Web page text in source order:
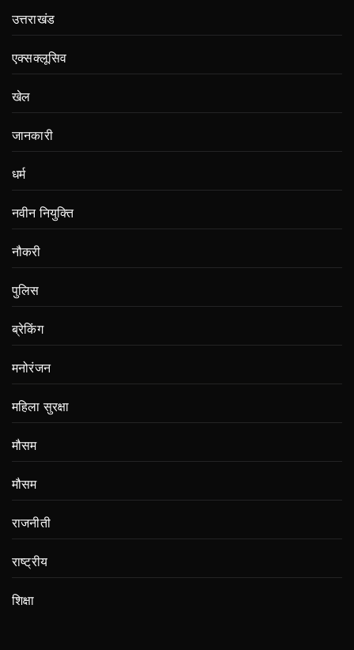
उत्तराखंड
एक्सक्लूसिव
खेल
जानकारी
धर्म
नवीन नियुक्ति
नौकरी
पुलिस
ब्रेकिंग
मनोरंजन
महिला सुरक्षा
मौसम
मौसम
राजनीती
राष्ट्रीय
शिक्षा